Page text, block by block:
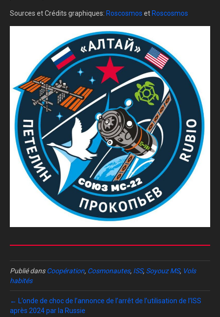
Sources et Crédits graphiques: Roscosmos etRoscosmos
Publié dansCoopération, Cosmonautes, ISS, Soyouz MS, Vols
habités
← L’onde de choc de l’annonce de l’arrêt de l’utilisation de l’ISS
après 2024 par la Russie